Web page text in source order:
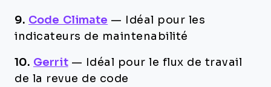
9. Code Climate —
Idéal pour les
indicateurs de maintenabilité
10. Gerrit —
Idéal pour le flux de travail
de la revue de code